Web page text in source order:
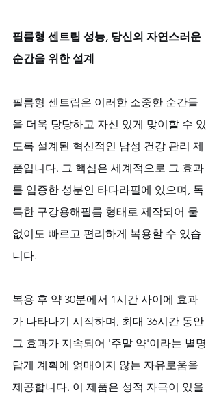
필름형 센트립 성능, 당신의 자연스러운
순간을 위한 설계
필름형 센트립은 이러한 소중한 순간들
을 더욱 당당하고 자신 있게 맞이할 수 있
도록 설계된 혁신적인 남성 건강 관리 제
품입니다. 그 핵심은 세계적으로 그 효과
를 입증한 성분인 타다라필에 있으며, 독
특한 구강용해필름 형태로 제작되어 물
없이도 빠르고 편리하게 복용할 수 있습
니다.
복용 후 약 30분에서 1시간 사이에 효과
가 나타나기 시작하며, 최대 36시간 동안
그 효과가 지속되어 '주말 약'이라는 별명
답게 계획에 얽매이지 않는 자유로움을
제공합니다. 이 제품은 성적 자극이 있을